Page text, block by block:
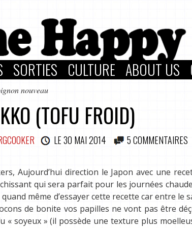
SORTIES CULTURE ABOUT US
nouveau
(TOFU FROID)
LE30 MAI 2014 5 COMMENTAIRES
Aujourd’hui direction le Japon avec une
qui sera parfait pour les journées
même d’essayer cette recette car entre
de bonite vos papilles ne vont pas être
« soyeux » (il possède une texture plus